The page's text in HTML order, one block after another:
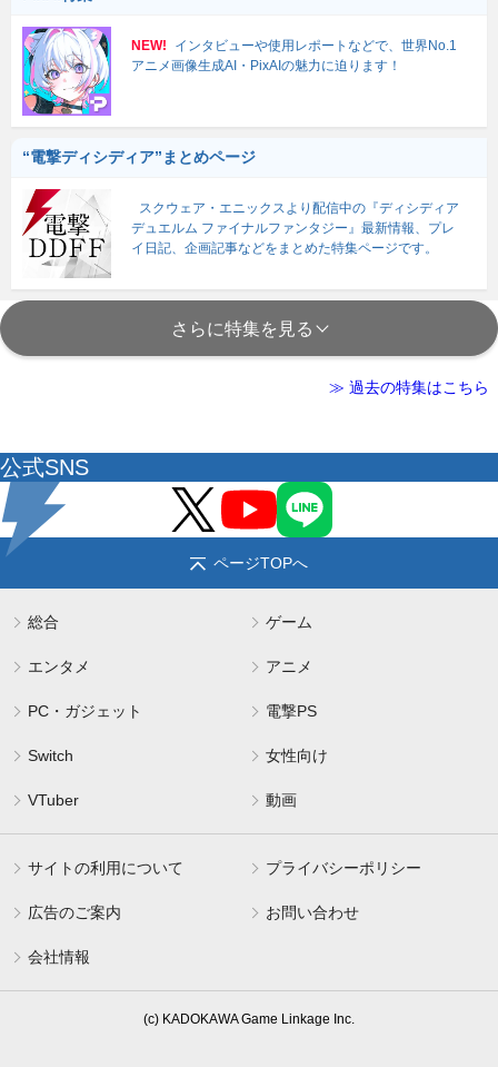
NEW!
インタビューや使用レポートなどで、世界No.1
アニメ画像生成AI・PixAIの魅力に迫ります！
“電撃ディシディア”まとめページ
スクウェア・エニックスより配信中の『ディシディア
デュエルム ファイナルファンタジー』最新情報、プレ
イ日記、企画記事などをまとめた特集ページです。
さらに特集を見る
≫ 過去の特集はこちら
公式SNS
ページTOPへ
総合 ゲーム
エンタメ アニメ
PC・ガジェット 電撃PS
Switch 女性向け
VTuber 動画
サイトの利用について プライバシーポリシー
広告のご案内 お問い合わせ
会社情報
(c) KADOKAWA Game Linkage Inc.